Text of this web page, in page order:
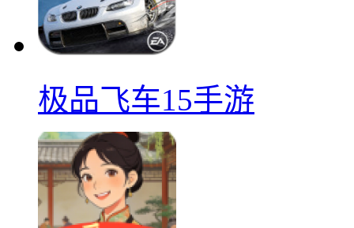
极品飞车15手游